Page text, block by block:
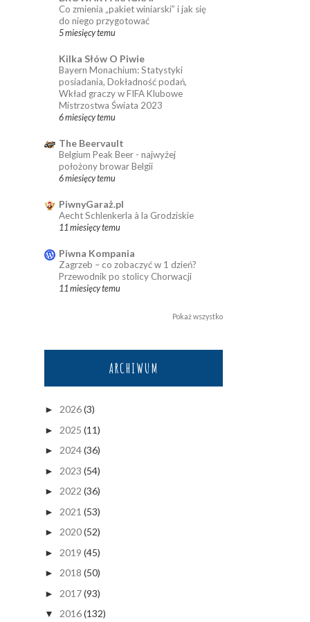
Co zmienia „pakiet winiarski” i jak się
do niego przygotować
5 miesięcy temu
Kilka Słów O Piwie
Bayern Monachium: Statystyki
posiadania, Dokładność podań,
Wkład graczy w FIFA Klubowe
Mistrzostwa Świata 2023
6 miesięcy temu
The Beervault
Belgium Peak Beer - najwyżej
położony browar Belgii
6 miesięcy temu
PiwnyGaraż.pl
Aecht Schlenkerla à la Grodziskie
11 miesięcy temu
Piwna Kompania
Zagrzeb – co zobaczyć w 1 dzień?
Przewodnik po stolicy Chorwacji
11 miesięcy temu
Pokaż wszystko
ARCHIWUM
► 2026(3)
► 2025 (11)
► 2024(36)
► 2023 (54)
► 2022 (36)
► 2021 (53)
► 2020(52)
► 2019 (45)
► 2018 (50)
► 2017(93)
▼ 2016(132)